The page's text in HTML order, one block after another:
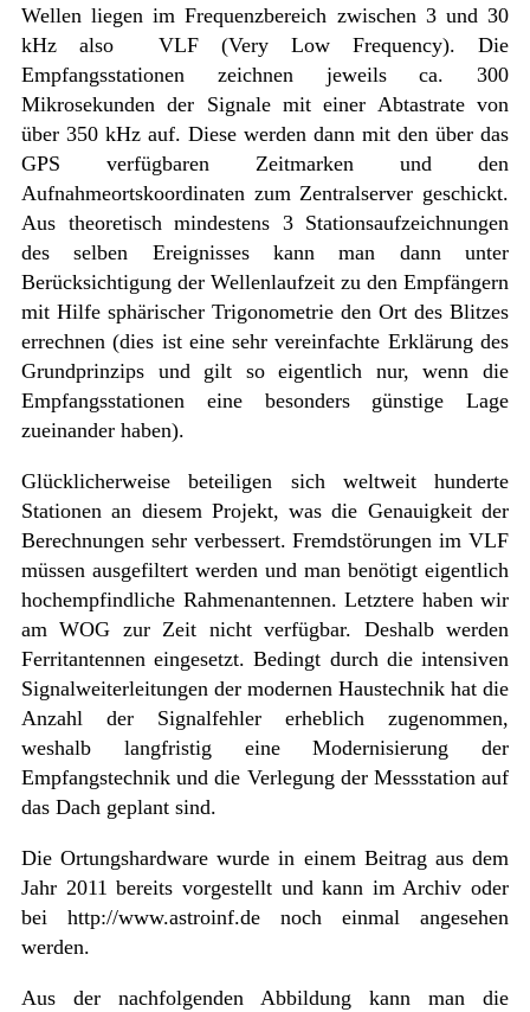
Wellen liegen im Frequenzbereich zwischen 3 und 30
kHz also VLF (Very Low Frequency). Die
Empfangsstationen zeichnen jeweils ca. 300
Mikrosekunden der Signale mit einer Abtastrate von
über 350 kHz auf. Diese werden dann mit den über das
GPS verfügbaren Zeitmarken und den
Aufnahmeortskoordinaten zum Zentralserver geschickt.
Aus theoretisch mindestens 3 Stationsaufzeichnungen
des selben Ereignisses kann man dann unter
Berücksichtigung der Wellenlaufzeit zu den Empfängern
mit Hilfe sphärischer Trigonometrie den Ort des Blitzes
errechnen (dies ist eine sehr vereinfachte Erklärung des
Grundprinzips und gilt so eigentlich nur, wenn die
Empfangsstationen eine besonders günstige Lage
zueinander haben).
Glücklicherweise beteiligen sich weltweit hunderte
Stationen an diesem Projekt, was die Genauigkeit der
Berechnungen sehr verbessert. Fremdstörungen im VLF
müssen ausgefiltert werden und man benötigt eigentlich
hochempfindliche Rahmenantennen. Letztere haben wir
am WOG zur Zeit nicht verfügbar. Deshalb werden
Ferritantennen eingesetzt. Bedingt durch die intensiven
Signalweiterleitungen der modernen Haustechnik hat die
Anzahl der Signalfehler erheblich zugenommen,
weshalb langfristig eine Modernisierung der
Empfangstechnik und die Verlegung der Messstation auf
das Dach geplant sind.
Die Ortungshardware wurde in einem Beitrag aus dem
Jahr 2011 bereits vorgestellt und kann im Archiv oder
bei http://www.astroinf.de noch einmal angesehen
werden.
Aus der nachfolgenden Abbildung kann man die